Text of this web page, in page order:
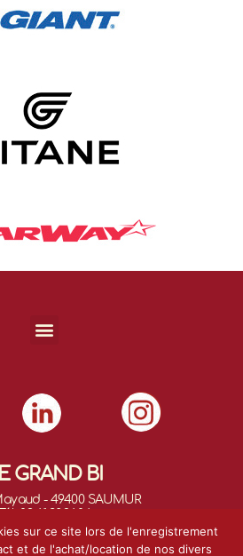
GRAND BI
- 49400 SAUMUR
02.41.38.94.06
contact@legrand-bi.fr
sur ce site lors de l'enregistrement
et de l'achat/location de nos divers